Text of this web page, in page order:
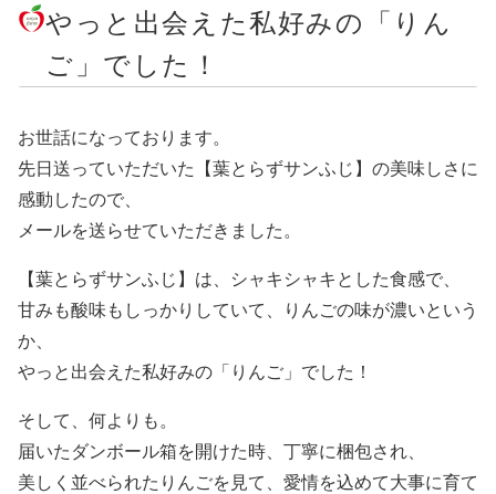
やっと出会えた私好みの「りん
ご」でした！
お世話になっております。
先日送っていただいた【葉とらずサンふじ】の美味しさに
感動したので、
メールを送らせていただきました。
【葉とらずサンふじ】は、シャキシャキとした食感で、
甘みも酸味もしっかりしていて、りんごの味が濃いという
か、
やっと出会えた私好みの「りんご」でした！
そして、何よりも。
届いたダンボール箱を開けた時、丁寧に梱包され、
美しく並べられたりんごを見て、愛情を込めて大事に育て